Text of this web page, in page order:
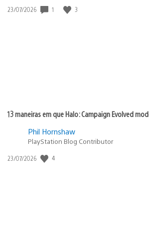
Data
23/07/2026 1 3
13 maneiras em que Halo: Campaign Evolved
Phil Hornshaw
PlayStation Blog Contributor
Data
23/07/2026 4